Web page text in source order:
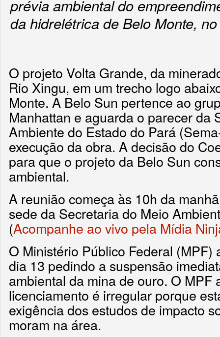
prévia ambiental do
da hidrelétrica de Belo Monte,
O projeto Volta Grande, da
Rio Xingu, em um trecho logo
Monte. A Belo Sun pertence ao
Manhattan e aguarda o parecer da
Ambiente do Estado do Pará
execução da obra. A decisão do
para que o projeto da Belo Sun
ambiental.
A reunião começa às 10h da
sede da Secretaria do Meio
(Acompanhe ao vivo pela Mídia
O Ministério Público Federal (MPF)
dia 13 pedindo a suspensão
ambiental da mina de ouro. O MPF
licenciamento é irregular porque
exigência dos estudos de impacto
moram na área.